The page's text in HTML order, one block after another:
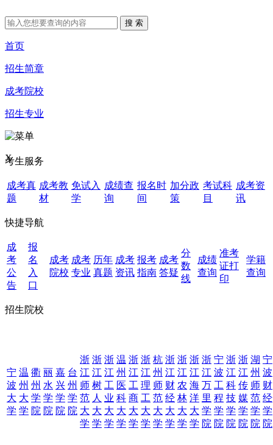
首页
招生简章
成考院校
招生专业
X
考生服务
成考真
题
成考教
材
免试入
学
成绩查
询
报名时
间
加分政
策
考试科
目
成考资
讯
快捷导航
成
考
公
告
报
名
入
口
成考
院校
成考
专业
历年
真题
成考
资讯
报考
指南
成考
答疑
分
数
线
成绩
查询
准考
证打
印
学籍
查询
招生院校
宁
波
大
学
温
州
大
学
衢
州
学
院
丽
水
学
院
嘉
兴
学
院
台
州
学
院
浙
江
师
范
大
学
浙
江
树
人
大
学
浙
江
工
业
大
学
温
州
医
科
大
学
浙
江
工
商
大
学
浙
江
理
工
大
学
杭
州
师
范
大
学
浙
江
财
经
大
学
浙
江
农
林
大
学
浙
江
海
洋
大
学
浙
江
万
里
学
院
宁
波
工
程
学
院
浙
江
科
技
学
院
浙
江
传
媒
学
院
湖
州
师
范
学
院
宁
波
财
经
学
院